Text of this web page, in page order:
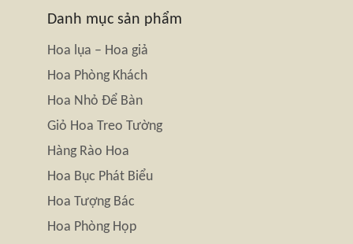
Danh mục sản phẩm
Hoa lụa – Hoa giả
Hoa Phòng Khách
Hoa Nhỏ Để Bàn
Giỏ Hoa Treo Tường
Hàng Rào Hoa
Hoa Bục Phát Biểu
Hoa Tượng Bác
Hoa Phòng Họp